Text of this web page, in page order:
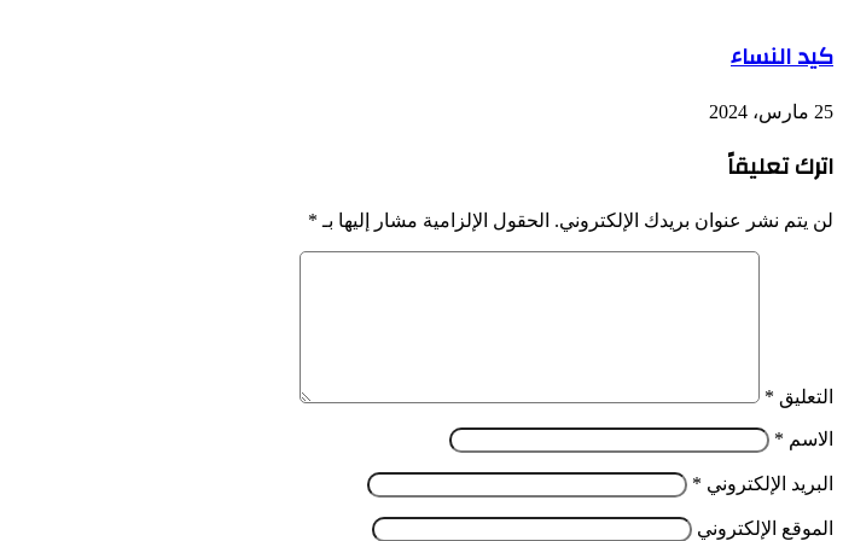
كيد النساء
25 مارس، 2024
اترك تعليقاً
لن يتم نشر عنوان بريدك الإلكتروني. الحقول الإلزامية مشار إليها بـ *
التعليق *
الاسم *
البريد الإلكتروني *
الموقع الإلكتروني